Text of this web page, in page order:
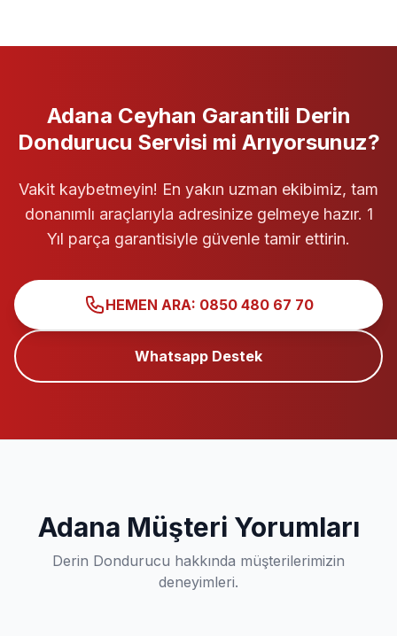
Adana Ceyhan Garantili Derin
Dondurucu Servisi mi Arıyorsunuz?
Vakit kaybetmeyin! En yakın uzman ekibimiz, tam
donanımlı araçlarıyla adresinize gelmeye hazır. 1
Yıl parça garantisiyle güvenle tamir ettirin.
HEMEN ARA: 0850 480 67 70
Whatsapp Destek
Adana Müşteri Yorumları
Derin Dondurucu hakkında müşterilerimizin
deneyimleri.